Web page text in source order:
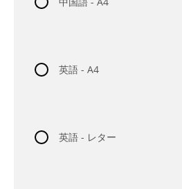
英語 - A4
英語 - レター